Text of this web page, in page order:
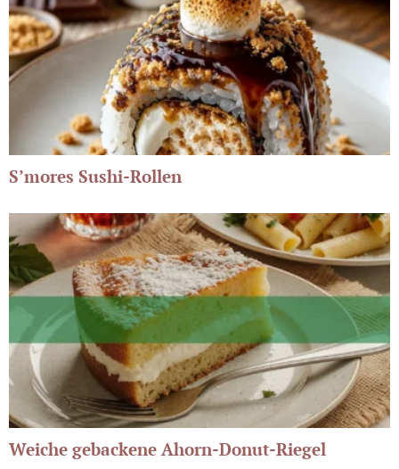
S’mores Sushi-Rollen
Weiche gebackene Ahorn-Donut-Riegel